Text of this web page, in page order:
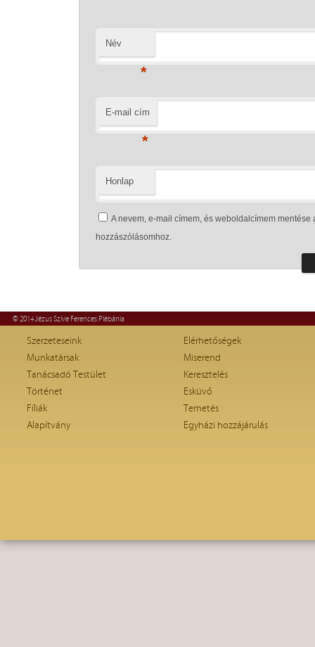
Név
*
E-mail cím
*
Honlap
A nevem, e-mail címem, és weboldalcímem
hozzászólásomhoz.
© 2014 Jézus Szíve Ferences Plébánia
Szerzeteseink
Munkatársak
Tanácsadó Testület
Történet
Fíliák
Alapítvány
Elérhetőségek
Miserend
Keresztelés
Esküvő
Temetés
Egyházi hozzájárulás